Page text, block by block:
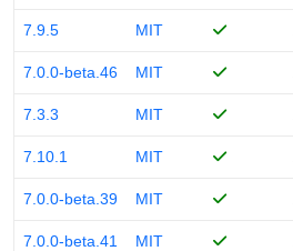
7.9.5 MIT
7.0.0-beta.46 MIT
7.3.3 MIT
7.10.1 MIT
7.0.0-beta.39 MIT
7.0.0-beta.41 MIT